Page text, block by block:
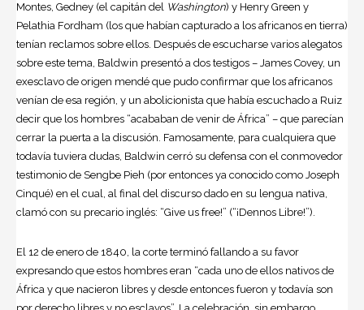
Montes, Gedney (el capitán del Washington) y Henry Green y
Pelathia Fordham (los que habían capturado a los africanos en tierra)
tenían reclamos sobre ellos. Después de escucharse varios alegatos
sobre este tema, Baldwin presentó a dos testigos – James Covey, un
exesclavo de origen mendé que pudo confirmar que los africanos
venían de esa región, y un abolicionista que había escuchado a Ruiz
decir que los hombres “acababan de venir de África” – que parecían
cerrar la puerta a la discusión. Famosamente, para cualquiera que
todavía tuviera dudas, Baldwin cerró su defensa con el conmovedor
testimonio de Sengbe Pieh (por entonces ya conocido como Joseph
Cinqué) en el cual, al final del discurso dado en su lengua nativa,
clamó con su precario inglés: “Give us free!” (“¡Dennos Libre!”).
El 12 de enero de 1840, la corte terminó fallando a su favor
expresando que estos hombres eran “cada uno de ellos nativos de
África y que nacieron libres y desde entonces fueron y todavía son